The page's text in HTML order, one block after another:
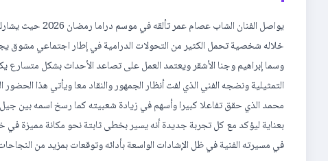
يواصل الفنان
خلاله شخصية تحمل الكثير من التحولات الدرامية في إطار اجتماعي مشوق
وسما إبراهيم وجنا الأشقر ويعتمد العمل على تصاعد الأحداث بشكل متسارع
التمثيلية ونضجه الفني الذي لفت أنظار الجمهور والنقاد معا ويأتي هذا
محمد الذي حقق تفاعلا كبيرا وأسهم في زيادة شعبيته كما رسخ اسمه بين
بعناية ليؤكد مع كل تجربة جديدة أنه يسير بخطى ثابتة نحو مكانة مميزة
في مسيرته الفنية في ظل الإشادات الواسعة بأدائه وتوقعات بمزيد من